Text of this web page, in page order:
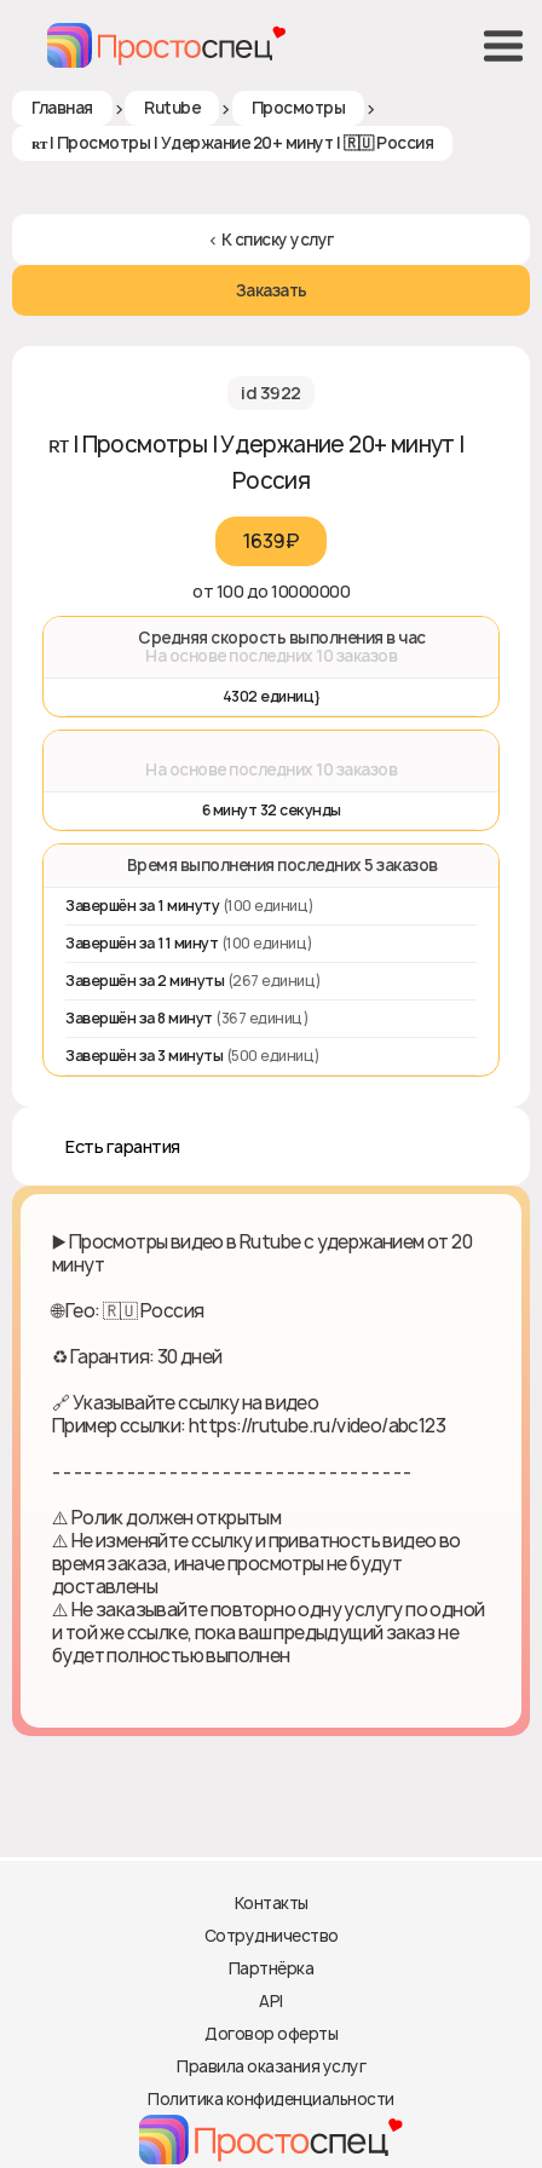
Главная > Rutube > Просмотры >
ʀᴛ | Просмотры | Удержание 20+ минут | 🇷🇺 Россия
< К списку услуг
Заказать
id 3922
ʀᴛ | Просмотры | Удержание 20+ минут | 🇷🇺
Россия
1639₽‎
от 100 до 10000000
🚀 Средняя скорость выполнения в час
На основе последних 10 заказов
4302 единиц}
На основе последних 10 заказов
6 минут 32 секунды
⏱️ Время выполнения последних 5 заказов
Завершён за 1 минуту(100 единиц)
Завершён за 11 минут (100 единиц)
Завершён за 2 минуты (267 единиц)
Завершён за 8 минут (367 единиц)
Завершён за 3 минуты (500 единиц)
♻️ Есть гарантия
▶️ Просмотры видео в Rutube с удержанием от 20
минут
🌐 Гео: 🇷🇺 Россия
♻ Гарантия: 30 дней
🔗 Указывайте ссылку на видео
Пример ссылки: https://rutube.ru/video/abc123
- - - - - - - - - - - - - - - - - - - - - - - - - - - - - - - - - -
⚠️ Ролик должен открытым
⚠️ Не изменяйте ссылку и приватность видео во
время заказа, иначе просмотры не будут
доставлены
⚠️ Не заказывайте повторно одну услугу по одной
и той же ссылке, пока ваш предыдущий заказ не
будет полностью выполнен
Контакты
Сотрудничество
Партнёрка
API
Договор оферты
Правила оказания услуг
Политика конфиденциальности